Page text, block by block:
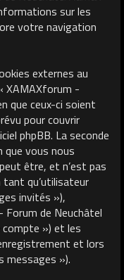
sur les
votre navigation
externes au
XAMAXforum -
que ceux-ci soient
pour couvrir
phpBB. La seconde
que vous nous
être, et n’est pas
tant qu’utilisateur
invités »),
Forum de Neuchâtel
compte ») et les
et lors
messages »).